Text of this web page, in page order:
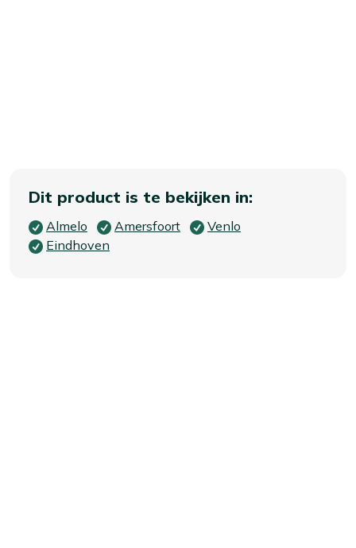
Dit product is te bekijken in:
Almelo Amersfoort
Venlo
Eindhoven